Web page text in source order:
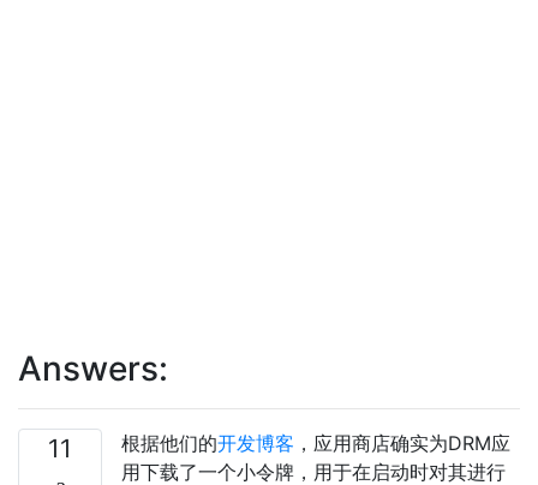
Answers:
11 根据他们的开发博客 ，应用商店确实为DRM应
用下载了一个小令牌，用于在启动时对其进行